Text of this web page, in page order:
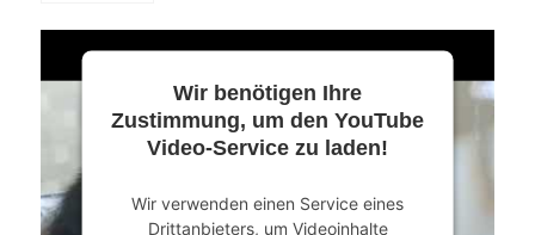
Wir benötigen Ihre
Zustimmung, um den YouTube
Video-Service zu laden!
Wir verwenden einen Service eines
Drittanbieters, um Videoinhalte